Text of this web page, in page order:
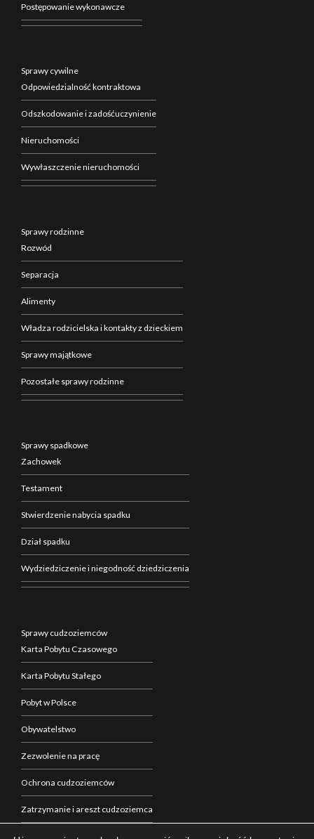
Postępowanie wykonawcze
Sprawy cywilne
Odpowiedzialność kontraktowa
Odszkodowanie i zadośćuczynienie
Nieruchomości
Wywłaszczenie nieruchomości
Sprawy rodzinne
Rozwód
Separacja
Alimenty
Władza rodzicielska i kontakty z dzieckiem
Sprawy majątkowe
Pozostałe sprawy rodzinne
Sprawy spadkowe
Zachowek
Testament
Stwierdzenie nabycia spadku
Dział spadku
Wydziedziczenie i niegodność dziedziczenia
Sprawy cudzoziemców
Karta Pobytu Czasowego
Karta Pobytu Stałego
Pobyt w Polsce
Obywatelstwo
Zezwolenie na pracę
Ochrona cudzoziemców
Zatrzymanie i areszt cudzoziemca
Zakup nieruchomości w Polsce